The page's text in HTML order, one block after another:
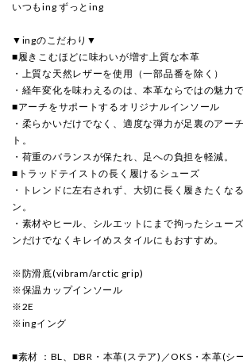
いつもing ずっとing
▼ingのこだわり▼
■履きこむほどに味わいが増す上質な本革
・上質な天然レザーを使用（一部品番を除く）
・経年変化を味わえるのは、本革ならではの魅力で
■アーチをサポートするオリジナルインソール
・柔らかいだけでなく、適度な弾力が足裏のアー
ト。
・荷重のバランスが保たれ、足への負担を軽減。
■トラッドテイストの長く履けるシューズ
・トレンドに左右されず、大切に長く履きたくな
ン。
・素材やヒール、シルエットにまで拘ったシュー
ンだけでなくキレイめスタイルにもおすすめ。
※防滑底(vibram/arctic grip)
※保温カップインソール
※2E
※ingイング
■素材 ：BL、DBR・本革(ステア)／OKS・本革(シ